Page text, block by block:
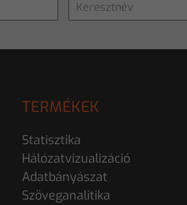
TERMÉKEK
Statisztika
Hálózatvizualizáció
Adatbányászat
Szöveganalitika